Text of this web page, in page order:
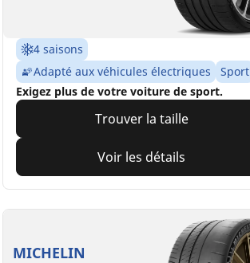
4 saisons
Adapté aux véhicules électriques
Sport
Exigez plus de votre voiture de sport.
Trouver la taille
Voir les détails
MICHELIN